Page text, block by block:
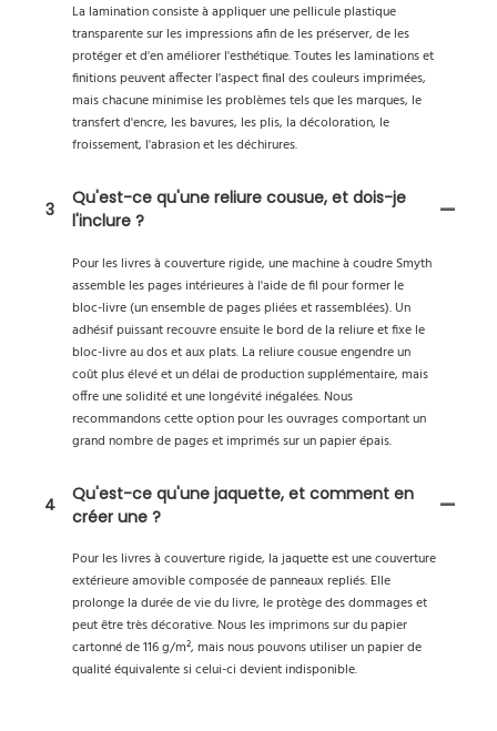
La lamination consiste à appliquer une pellicule plastique
transparente sur les impressions afin de les préserver, de les
protéger et d'en améliorer l'esthétique. Toutes les laminations et
finitions peuvent affecter l'aspect final des couleurs imprimées,
mais chacune minimise les problèmes tels que les marques, le
transfert d'encre, les bavures, les plis, la décoloration, le
froissement, l'abrasion et les déchirures.
3
Qu'est-ce qu'une reliure cousue, et dois-je
l'inclure ?
Pour les livres à couverture rigide, une machine à coudre Smyth
assemble les pages intérieures à l'aide de fil pour former le
bloc-livre (un ensemble de pages pliées et rassemblées). Un
adhésif puissant recouvre ensuite le bord de la reliure et fixe le
bloc-livre au dos et aux plats. La reliure cousue engendre un
coût plus élevé et un délai de production supplémentaire, mais
offre une solidité et une longévité inégalées. Nous
recommandons cette option pour les ouvrages comportant un
grand nombre de pages et imprimés sur un papier épais.
4
Qu'est-ce qu'une jaquette, et comment en
créer une ?
Pour les livres à couverture rigide, la jaquette est une couverture
extérieure amovible composée de panneaux repliés. Elle
prolonge la durée de vie du livre, le protège des dommages et
peut être très décorative. Nous les imprimons sur du papier
cartonné de 116 g/m², mais nous pouvons utiliser un papier de
qualité équivalente si celui-ci devient indisponible.